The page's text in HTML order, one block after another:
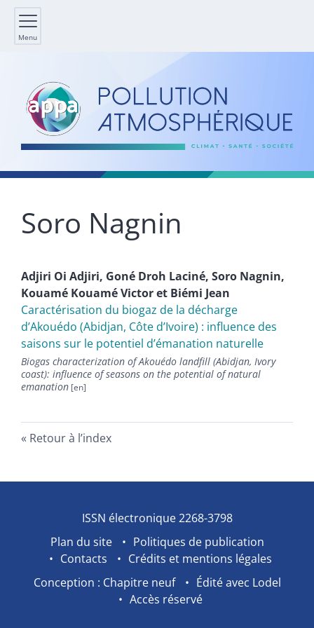
Menu
Soro Nagnin
Adjiri Oi Adjiri, Goné Droh Laciné, Soro Nagnin,
Kouamé KouaméVictoret Biémi Jean
Caractérisation du biogaz de la décharge
d’Akouédo (Abidjan, Côte d’Ivoire) : influence des
saisons sur le potentiel d’émanation naturelle
Biogas characterization of Akouédo landfill (Abidjan, Ivory
coast): influence of seasons on the potential of natural
emanation
Retour à l’index
ISSN électronique 2268-3798
Plan du site
Politiques de publication
Contacts
Crédits et mentions légales
Conception : Chapitre neuf
Édité avec Lodel
Accès réservé